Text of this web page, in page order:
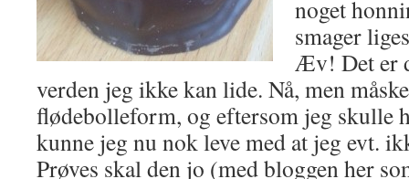
noget
smager
Æv! Det er
verden jeg ikke kan lide. Nå, men
flødebolleform, og eftersom jeg skulle
kunne jeg nu nok leve med at jeg evt.
Prøves skal den jo (med bloggen her